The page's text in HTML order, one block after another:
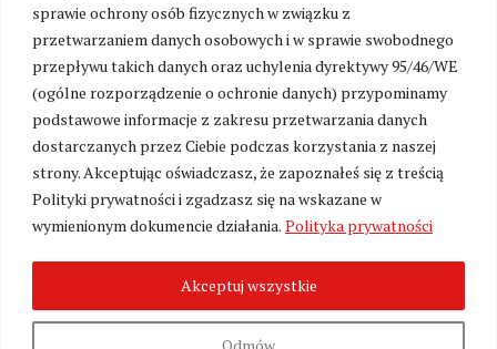
sprawie ochrony osób fizycznych w związku z
przetwarzaniem danych osobowych i w sprawie swobodnego
przepływu takich danych oraz uchylenia dyrektywy 95/46/WE
(ogólne rozporządzenie o ochronie danych) przypominamy
podstawowe informacje z zakresu przetwarzania danych
dostarczanych przez Ciebie podczas korzystania z naszej
strony. Akceptując oświadczasz, że zapoznałeś się z treścią
Polityki prywatności i zgadzasz się na wskazane w
wymienionym dokumencie działania. Polityka prywatności
Odmów
Akceptuj wszystkie
Zmień ustawienia cookies
2026. Wszelkie Prawa Zastrzeżone.
Polityka prywatności
Fundacja Wolność i Demokracja